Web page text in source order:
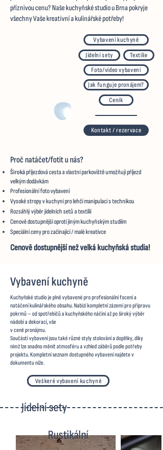
příznivou cenu? Naše kuchyňské studio u Brna pokryje
všechny Vaše kreativní a kulinářské potřeby!
Vybavení kuchyně
Jídelní sety
Textílie
Foto/video vybavení
Jak funguje pronájem?
Ceník
Kontakt / rezervace
Proč natáčet/fotit u nás?
​​Širokápříjezdová cesta a vlastní parkoviště umožňují příjezd
velkým dodávkám
Profesionální foto vybavení
​Vysoké stropy v kuchyni pro lehčí manipulaci s technikou
Rozsáhlý výběr jídelních setů a textílií
Cenově dostupnější oproti jiným kuchyňským studiím
Speciální ceny pro začínající / malé kreativce
Cenově dostupnější než velká kuchyňská studia!
Vybavení kuchyně
Kuchyňské studio je plně vybavené pro profesionální focení a
natáčení kulinářského obsahu. Nabízí kompletní zázemí pro přípravu
pokrmů – od spotřebičů a kuchyňského náčiní až po široký výběr
nádobí a dekorací, vše
v ceně pronájmu.
Součástí vybavení jsou také různé styly stolování a doplňky, díky
nimž lze snadno měnit atmosféru a vzhled záběrů podle potřeby
projektu. Kompletní seznam dostupného vybavení najdete v
dokumentu níže.
Veškeré vybavení kuchyně
Jídelní sety
Rustikální